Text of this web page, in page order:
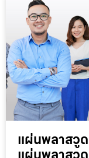
แผ่นพลาสวู